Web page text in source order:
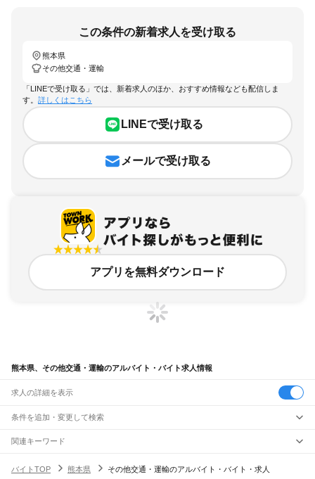
この条件の新着求人を受け取る
熊本県
その他交通・運輸
「LINEで受け取る」では、新着求人のほか、おすすめ情報なども配信しま
す。 詳しくはこちら
LINEで受け取る
メールで受け取る
アプリを無料ダウンロード
熊本県、その他交通・運輸のアルバイト・バイト求人情報
求人の詳細を表示
条件を追加・変更して検索
市区町村を追加・変更
熊本県すべて
駅を追加・変更
関連キーワード
熊本県 熊本市 ドライバー・引越し・配送 代行
バイトTOP 熊本県 その他交通・運輸のアルバイト・バイト・求人